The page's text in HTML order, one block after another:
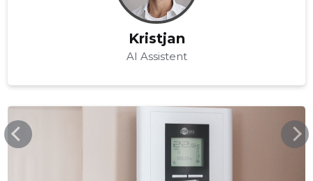
Kristjan
AI Assistent